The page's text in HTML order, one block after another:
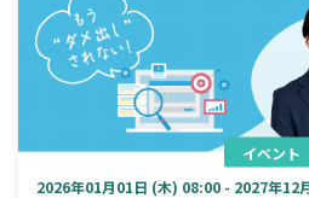
イベント
2026年01月01日 (木) 08:00 - 2027年12